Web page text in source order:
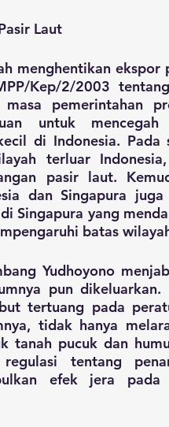
Laut
menghentikan
Kep/2/2003
pemerintahan
untuk
di Indonesia.
terluar
pasir laut.
dan Singapura
Singapura yang
batas
Yudhoyono
pun
tertuang pada
tidak hanya
tanah pucuk dan
tentang
efek jera pada